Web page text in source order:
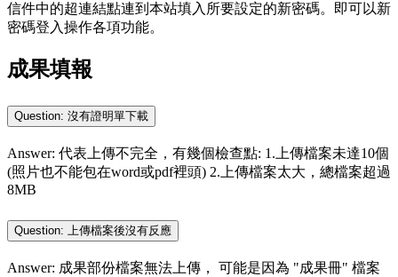
信件中的超連結點連到本站填入所要設定的新密碼。即可以新
密碼登入操作各項功能。
成果填報
Question: 沒有證明單下載
Answer: 代表上傳不完全，有幾個檢查點: 1.上傳檔案未達10個
(照片也不能包在word或pdf裡頭) 2.上傳檔案太大，總檔案超過
8MB
Question: 上傳檔案後沒有反應
Answer: 成果部份檔案無法上傳， 可能是因為 "成果冊" 檔案